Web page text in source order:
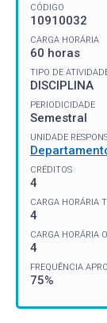
CÓDIGO
10910032
CARGA HORÁRIA
60 horas
TIPO DE
DISCIPLINA
PERIODICIDADE
Semestral
UNIDADE
CRÉDITOS
4
CARGA HORÁRIA
4
CARGA HORÁRIA
4
FREQUÊNCIA
75%